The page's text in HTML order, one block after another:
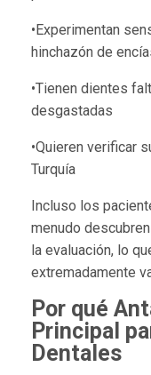
•Experimentan
hinchazón de
•Tienen dientes
desgastadas
•Quieren verificar
Turquía
Incluso los
menudo
la evaluación, lo
extremadamente
Por qué
Principal
Dentales